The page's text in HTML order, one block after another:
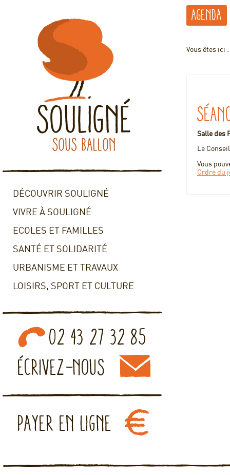
DÉCOUVRIR SOULIGNÉ
VIVRE À SOULIGNÉ
ECOLES ET FAMILLES
SANTÉ ET SOLIDARITÉ
URBANISME ET TRAVAUX
LOISIRS, SPORT ET CULTURE
Agenda
Vous êtes ici :
Salle des
Le
Vous
Ordre du